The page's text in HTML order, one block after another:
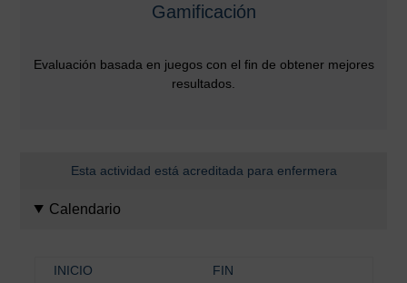
Gamificación
Evaluación basada en juegos con el fin de obtener mejores
resultados.
Esta actividad está acreditada para enfermera
Calendario
INICIO FIN